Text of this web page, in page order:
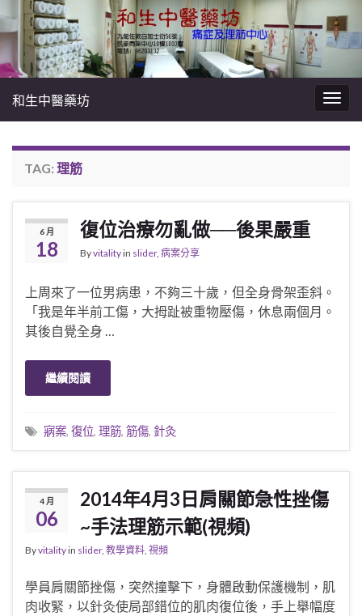
和生中醫藥坊
TAG: 理筋
6 月
18
復位治療勿亂做──後果嚴重
Byvitalityin slider, 病案分享
上周來了一位男病患，不夠三十歲，但全身骨架歪斜。
「我是年半前工傷，大拇趾被重物壓傷，休息兩個月。
其後自覺全身 …
繼續閱讀
寎案, 復位, 理筋, 筋傷, 針灸
4 月
06
2014年4月3日肩關節急性挫傷
~手法理筋示範(視頻)
Byvitalityin slider, 教學資料 視頻
學員肩關節挫傷，突然撞擊下，身體啟動保護機制，肌
肉收緊，以針灸使局部錯位的肌肉復位後，手上舉幅度